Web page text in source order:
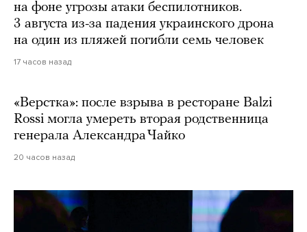
на фоне угрозы атаки беспилотников.
3 августа из-за падения украинского дрона
на один из пляжей погибли семь человек
17 часов назад
«Верстка»: после взрыва в ресторане Balzi
Rossi могла умереть вторая родственница
генерала Александра Чайко
20 часов назад